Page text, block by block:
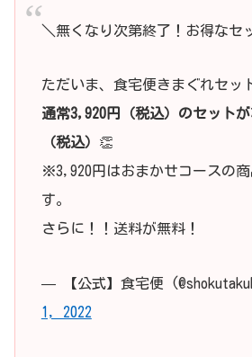
＼無くなり次第終了！お得なセ
ただいま、食宅便きまぐれセッ
通常3,920円（税込）のセット
（税込） 👏
※3,920円はおまかせコースの
す。
さらに！！送料が無料！
— 【公式】食宅便
1, 2022